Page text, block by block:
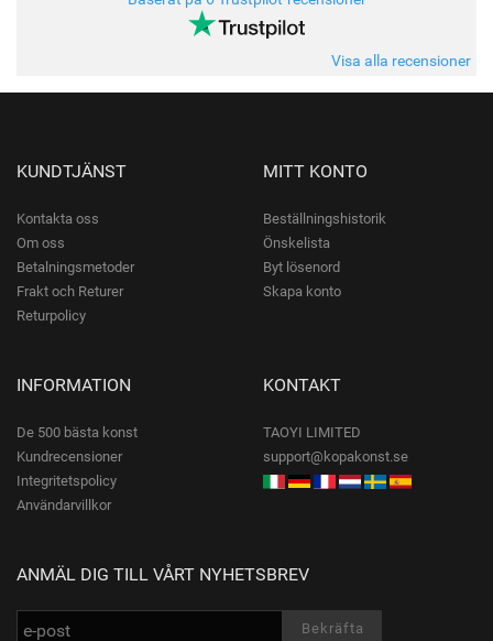
Visa alla recensioner
KUNDTJÄNST
Kontakta oss
Om oss
Betalningsmetoder
Frakt och Returer
Returpolicy
MITT KONTO
Beställningshistorik
Önskelista
Byt lösenord
Skapa konto
INFORMATION
De 500 bästa konst
Kundrecensioner
Integritetspolicy
Användarvillkor
KONTAKT
TAOYI LIMITED
support@kopakonst.se
ANMÄL DIG TILL VÅRT NYHETSBREV